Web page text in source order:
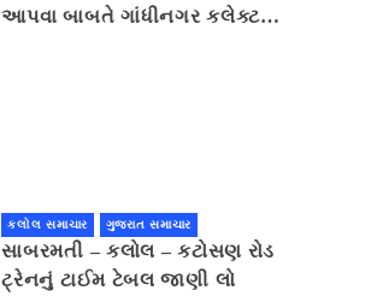
આપવા બાબતે ગાંધીનગર કલેક્ટર
કલોલ સમાચાર ગુજરાત સમાચાર
સાબરમતી – કલોલ – કટોસણ રોડ
ટ્રેનનું ટાઈમ ટેબલ જાણી લો